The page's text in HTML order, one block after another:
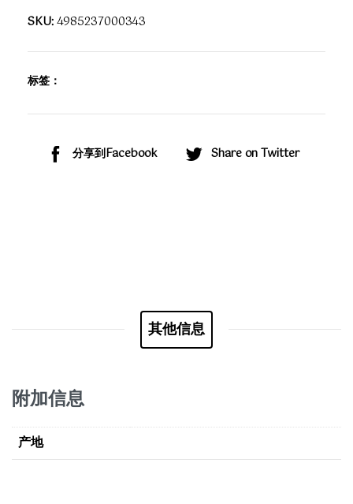
SKU:4985237000343
标签：
分享到Facebook Share on Twitter
其他信息
附加信息
产地